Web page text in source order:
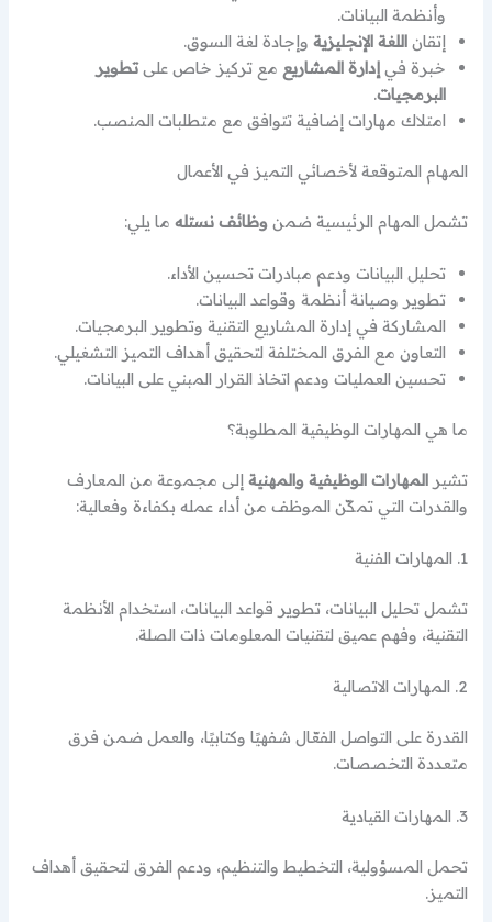
وأنظمة البيانات.
إتقاناللغة الإنجليزية وإجادة لغة السوق.
خبرة فيإدارة المشاريع مع تركيز خاص علىتطوير
البرمجيات.
امتلاك مهارات إضافية تتوافق مع متطلبات المنصب.
المهام المتوقعة لأخصائي التميز في الأعمال
تشمل المهام الرئيسية ضمنوظائف نستله ما يلي:
تحليل البيانات ودعم مبادرات تحسين الأداء.
تطوير وصيانة أنظمة وقواعد البيانات.
المشاركة في إدارة المشاريع التقنية وتطوير البرمجيات.
التعاون مع الفرق المختلفة لتحقيق أهداف التميز التشغيلي.
تحسين العمليات ودعم اتخاذ القرار المبني على البيانات.
ما هي المهارات الوظيفية المطلوبة؟
تشيرالمهارات الوظيفية والمهنية إلى مجموعة من المعارف
والقدرات التي تمكّن الموظف من أداء عمله بكفاءة وفعالية:
1. المهارات الفنية
تشمل تحليل البيانات، تطوير قواعد البيانات، استخدام الأنظمة
التقنية، وفهم عميق لتقنيات المعلومات ذات الصلة.
2. المهارات الاتصالية
القدرة على التواصل الفعّال شفهيًا وكتابيًا، والعمل ضمن فرق
متعددة التخصصات.
3. المهارات القيادية
تحمل المسؤولية، التخطيط والتنظيم، ودعم الفرق لتحقيق أهداف
التميز.